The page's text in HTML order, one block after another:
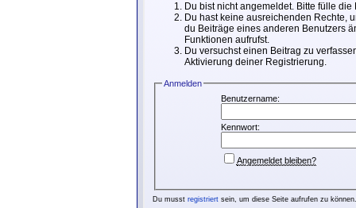
Du bist nicht angemeldet. Bitte fülle
Du hast keine ausreichenden Rechte,
du Beiträge eines anderen Benutzers
Funktionen aufrufst.
Du versuchst einen Beitrag zu
Aktivierung deiner Registrierung.
Anmelden
Benutzername:
Kennwort:
Angemeldet bleiben?
Du musst registriertsein, um diese Seite aufrufen zu können.